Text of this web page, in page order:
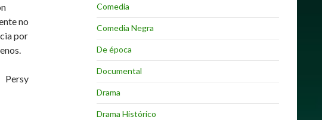
no
por
Persy
Comedia
Comedia Negra
De época
Documental
Drama
Drama Histórico